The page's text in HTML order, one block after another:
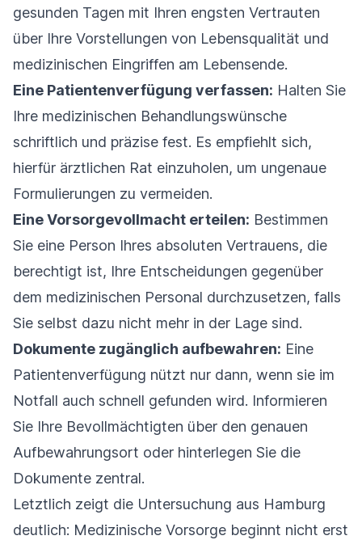
gesunden Tagen mit Ihren engsten Vertrauten
über Ihre Vorstellungen von Lebensqualität und
medizinischen Eingriffen am Lebensende.
Eine Patientenverfügung verfassen: Halten Sie
Ihre medizinischen Behandlungswünsche
schriftlich und präzise fest. Es empfiehlt sich,
hierfür ärztlichen Rat einzuholen, um ungenaue
Formulierungen zu vermeiden.
Eine Vorsorgevollmacht erteilen: Bestimmen
Sie eine Person Ihres absoluten Vertrauens, die
berechtigt ist, Ihre Entscheidungen gegenüber
dem medizinischen Personal durchzusetzen, falls
Sie selbst dazu nicht mehr in der Lage sind.
Dokumente zugänglich aufbewahren: Eine
Patientenverfügung nützt nur dann, wenn sie im
Notfall auch schnell gefunden wird. Informieren
Sie Ihre Bevollmächtigten über den genauen
Aufbewahrungsort oder hinterlegen Sie die
Dokumente zentral.
Letztlich zeigt die Untersuchung aus Hamburg
deutlich: Medizinische Vorsorge beginnt nicht erst